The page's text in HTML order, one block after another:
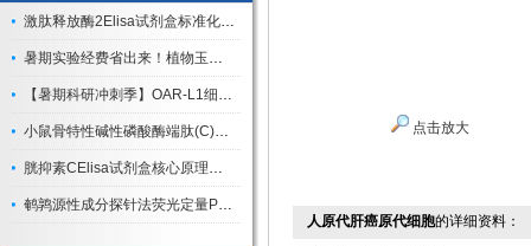
激肽释放酶2Elisa试剂盒标准化实验操作与质控体系解析
暑期实验经费省出来！植物玉米索核苷（ZR ）elisa酶联免疫试剂盒
【暑期科研冲刺季】OAR-L1细胞专用培养基特惠，助力实验高效突破
小鼠骨特性碱性磷酸酶端肽(C)elisa试剂盒大促，骨科研人速囤
胱抑素CElisa试剂盒核心原理、产品特性与全流程操作规范详解
鹌鹑源性成分探针法荧光定量PCR试剂盒特惠来袭
点击放大
人原代肝癌原代细胞的详细资料：